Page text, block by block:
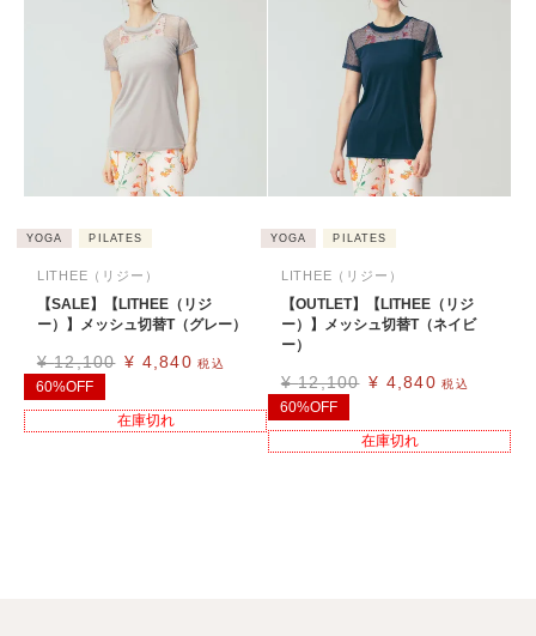
YOGA PILATES
LITHEE（リジー）
【SALE】【LITHEE（リジ
ー）】メッシュ切替T（グレー）
¥ 12,100 ¥ 4,840 税込
60%OFF
在庫切れ
YOGA PILATES
LITHEE（リジー）
【OUTLET】【LITHEE（リジ
ー）】メッシュ切替T（ネイビ
ー）
¥ 12,100 ¥ 4,840 税込
60%OFF
在庫切れ